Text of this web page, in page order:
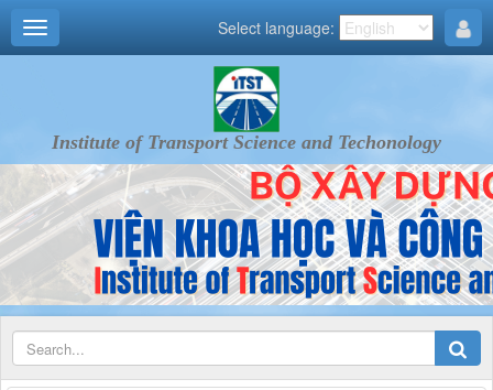
Select language:
Institute of Transport Science and Techonology